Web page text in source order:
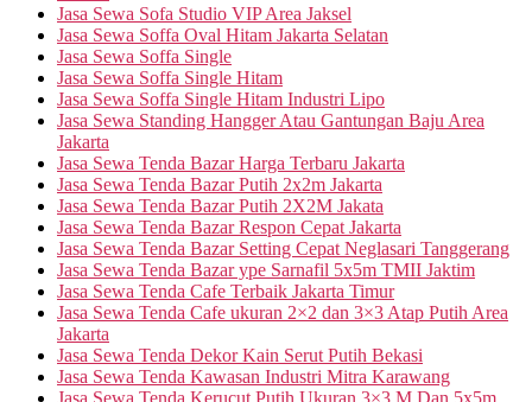
Jasa Sewa Sofa Studio VIP Area Jaksel
Jasa Sewa Soffa Oval Hitam Jakarta Selatan
Jasa Sewa Soffa Single
Jasa Sewa Soffa Single Hitam
Jasa Sewa Soffa Single Hitam Industri Lipo
Jasa Sewa Standing Hangger Atau Gantungan Baju Area
Jakarta
Jasa Sewa Tenda Bazar Harga Terbaru Jakarta
Jasa Sewa Tenda Bazar Putih 2x2m Jakarta
Jasa Sewa Tenda Bazar Putih 2X2M Jakata
Jasa Sewa Tenda Bazar Respon Cepat Jakarta
Jasa Sewa Tenda Bazar Setting Cepat Neglasari Tanggerang
Jasa Sewa Tenda Bazar ype Sarnafil 5x5m TMII Jaktim
Jasa Sewa Tenda Cafe Terbaik Jakarta Timur
Jasa Sewa Tenda Cafe ukuran 2×2 dan 3×3 Atap Putih Area
Jakarta
Jasa Sewa Tenda Dekor Kain Serut Putih Bekasi
Jasa Sewa Tenda Kawasan Industri Mitra Karawang
Jasa Sewa Tenda Kerucut Putih Ukuran 3×3 M Dan 5x5m